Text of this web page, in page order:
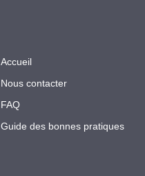
Accueil
Nous contacter
FAQ
Guide des bonnes pratiques